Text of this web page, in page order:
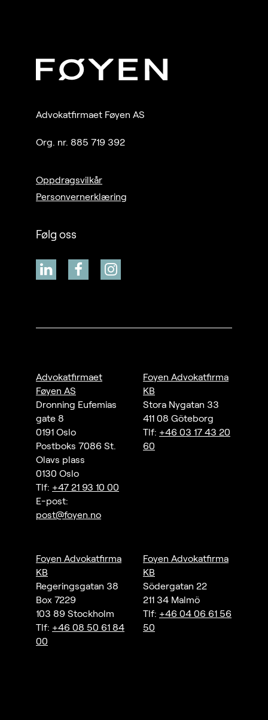
Advokatfirmaet Føyen AS
Org. nr. 885 719 392
Oppdragsvilkår
Personvernerklæring
Følg oss
Advokatfirmaet
Føyen AS
Dronning Eufemias
gate 8
0191 Oslo
Postboks 7086 St.
Olavs plass
0130 Oslo
Tlf: +47 21 93 10 00
E-post:
post@foyen.no
Foyen Advokatfirma
KB
Stora Nygatan 33
411 08 Göteborg
Tlf: +46 03 17 43 20
60
Foyen Advokatfirma
KB
Regeringsgatan 38
Box 7229
103 89 Stockholm
Tlf: +46 08 50 61 84
00
Foyen Advokatfirma
KB
Södergatan 22
211 34 Malmö
Tlf: +46 04 06 61 56
50